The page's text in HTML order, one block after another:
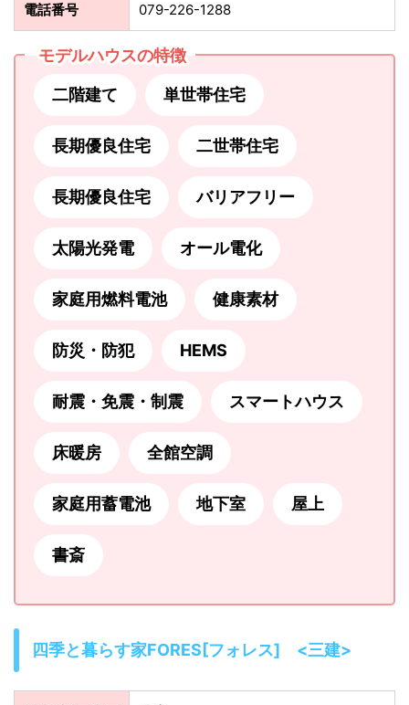
電話番号 079-226-1288
モデルハウスの特徴
二階建て 単世帯住宅
長期優良住宅 二世帯住宅
長期優良住宅 バリアフリー
太陽光発電 オール電化
家庭用燃料電池 健康素材
防災・防犯 HEMS
耐震・免震・制震 スマートハウス
床暖房 全館空調
家庭用蓄電池 地下室 屋上
書斎
四季と暮らす家FORES[フォレス] <三建>